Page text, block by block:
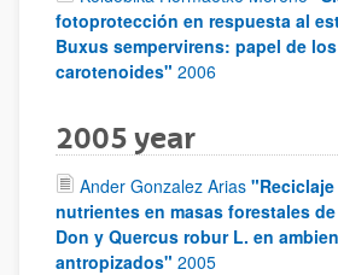
fotoprotección en respuesta al
Buxus sempervirens: papel de
carotenoides" 2006
2005 year
Ander Gonzalez Arias
nutrientes en masas forestales
Don y Quercus robur L. en
antropizados" 2005